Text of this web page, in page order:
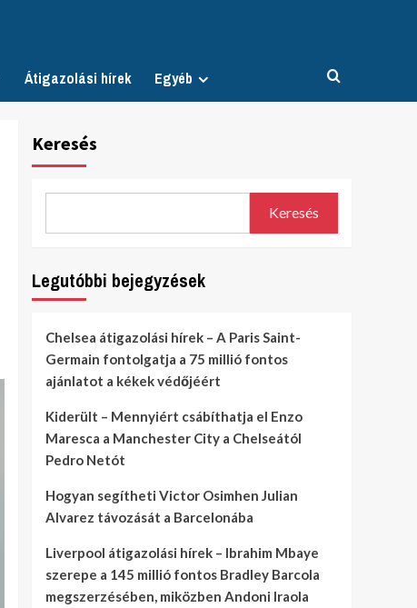
Átigazolási hírek Egyéb
Keresés
Keresés
Legutóbbi bejegyzések
Chelsea átigazolási hírek – A Paris Saint-
Germain fontolgatja a 75 millió fontos
ajánlatot a kékek védőjéért
Kiderült – Mennyiért csábíthatja el Enzo
Maresca a Manchester City a Chelseától
Pedro Netót
Hogyan segítheti Victor Osimhen Julian
Alvarez távozását a Barcelonába
Liverpool átigazolási hírek – Ibrahim Mbaye
szerepe a 145 millió fontos Bradley Barcola
megszerzésében, miközben Andoni Iraola